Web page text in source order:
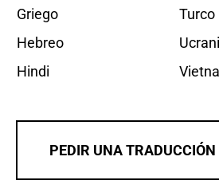
Griego
Hebreo
Hindi
Turco
PEDIR UNA